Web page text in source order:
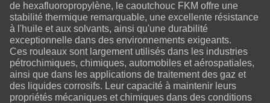
de hexafluoropropylène, le caoutchouc FKM offre une
stabilité thermique remarquable, une excellente résistance
à l'huile et aux solvants, ainsi qu'une durabilité
exceptionnelle dans des environnements exigeants.
Ces rouleaux sont largement utilisés dans les industries
pétrochimiques, chimiques, automobiles et aérospatiales,
ainsi que dans les applications de traitement des gaz et
des liquides corrosifs. Leur capacité à maintenir leurs
propriétés mécaniques et chimiques dans des conditions